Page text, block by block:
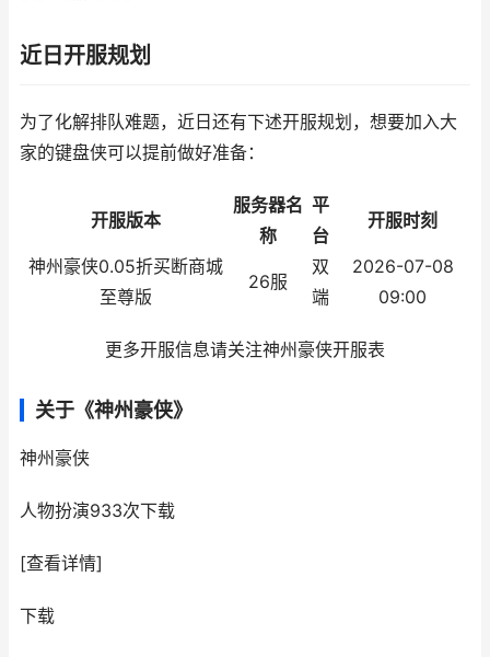
近日开服规划
为了化解排队难题，近日还有下述开服规划，想要加入大
家的键盘侠可以提前做好准备：
开服版本
服务器名
称
平
台
开服时刻
神州豪侠0.05折买断商城
至尊版
26服
双
端
2026-07-08
09:00
更多开服信息请关注神州豪侠开服表
关于《神州豪侠》
神州豪侠
人物扮演933次下载
[查看详情]
下载